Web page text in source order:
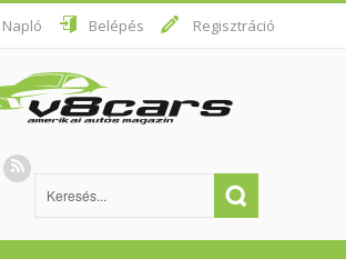
Napló Belépés Regisztráció